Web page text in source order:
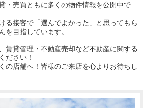
・売買ともに多くの物件情報を公開中で
る接客で「選んでよかった」と思ってもら
を目指しています。
賃貸管理・不動産売却など不動産に関する
ださい！
の店舗へ！皆様のご来店を心よりお待ちし